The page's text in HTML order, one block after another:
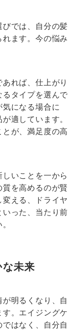
では、自分の髪
ます。今の悩み
れば、仕上がり
タイプを選んで
になる場合に
適しています。
が、満足度の高
いことを一から
を高めるのが賢
える、ドライヤ
った、当たり前
未来
明るくなり、自
。エイジングケ
はなく、自分自